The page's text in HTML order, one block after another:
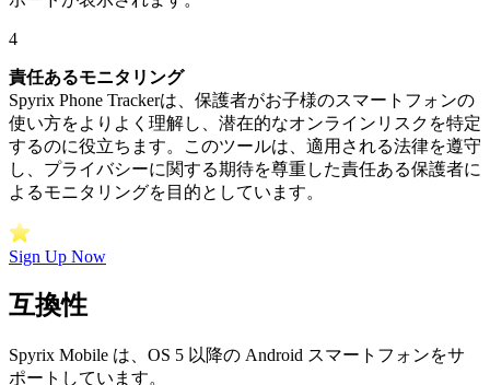
4
責任あるモニタリング
Spyrix Phone Trackerは、保護者がお子様のスマートフォンの
使い方をよりよく理解し、潜在的なオンラインリスクを特定
するのに役立ちます。このツールは、適用される法律を遵守
し、プライバシーに関する期待を尊重した責任ある保護者に
よるモニタリングを目的としています。
Sign Up Now
互換性
Spyrix Mobile は、OS 5 以降の Android スマートフォンをサ
ポートしています。